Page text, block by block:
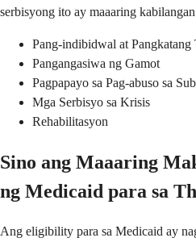
serbisyong ito ay maaaring
Pang-indibidwal at Pangkatang
Pangangasiwa ng Gamot
Pagpapayo sa Pag-abuso sa
Mga Serbisyo sa Krisis
Rehabilitasyon
Sino ang Maaaring
ng Medicaid para sa
Ang eligibility para sa Medicaid ay